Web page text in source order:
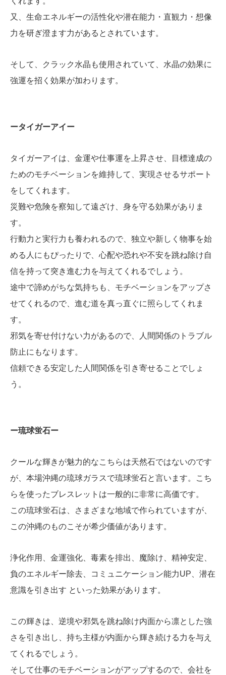
又、生命エネルギーの活性化や潜在能力・直観力・想像
力を研ぎ澄ます力があるとされています。
そして、クラック水晶も使用されていて、水晶の効果に
強運を招く効果が加わります。
ータイガーアイー
タイガーアイは、金運や仕事運を上昇させ、目標達成の
ためのモチベーションを維持して、実現させるサポート
をしてくれます。
災難や危険を察知して遠ざけ、身を守る効果がありま
す。
行動力と実行力も養われるので、独立や新しく物事を始
める人にもぴったりで、心配や恐れや不安を跳ね除け自
信を持って突き進む力を与えてくれるでしょう。
途中で諦めがちな気持ちも、モチベーションをアップさ
せてくれるので、進む道を真っ直ぐに照らしてくれま
す。
邪気を寄せ付けない力があるので、人間関係のトラブル
防止にもなります。
信頼できる安定した人間関係を引き寄せることでしょ
う。
ー琉球蛍石ー
クールな輝きが魅力的なこちらは天然石ではないのです
が、本場沖縄の琉球ガラスで琉球蛍石と言います。こち
らを使ったブレスレットは一般的に非常に高価です。
この琉球蛍石は、さまざまな地域で作られていますが、
この沖縄のものこそが希少価値があります。
浄化作用、金運強化、毒素を排出、魔除け、精神安定、
負のエネルギー除去、コミュニケーション能力UP、潜在
意識を引き出す といった効果があります。
この輝きは、逆境や邪気を跳ね除け内面から凛とした強
さを引き出し、持ち主様が内面から輝き続ける力を与え
てくれるでしょう。
そして仕事のモチベーションがアップするので、会社を